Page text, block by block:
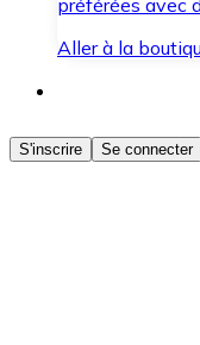
préférées avec
Aller à la
Acheter des
Achetez les
Convertissez
S'inscrire Se connecter